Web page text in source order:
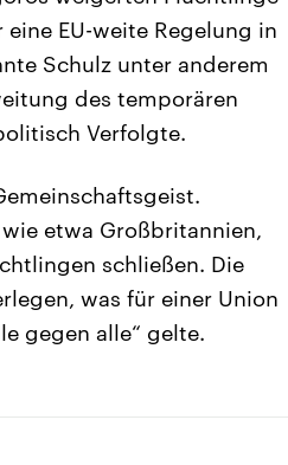
EU-weite Regelung in
Schulz unter anderem
des temporären
Verfolgte.
etwa Großbritannien,
schließen. Die
was für einer Union
gegen alle“ gelte.